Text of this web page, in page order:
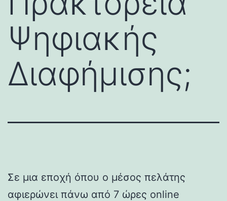
Ψηφιακής
Διαφήμισης;
Σε μια εποχή όπου ο μέσος πελάτης
αφιερώνει πάνω από 7 ώρες online